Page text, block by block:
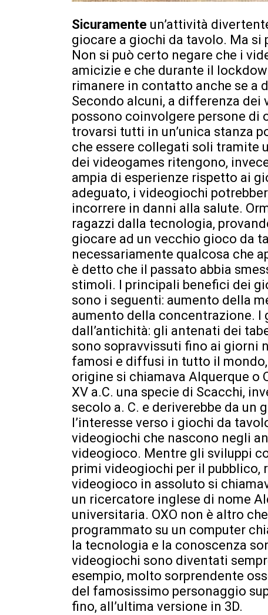
Sicuramente un’attività
giocare a giochi da tavolo. Ma
Non si può certo negare che i
amicizie e che durante il
rimanere in contatto anche se a
Secondo alcuni, a differenza dei
possono coinvolgere persone di
trovarsi tutti in un’unica stanza
che essere collegati soli tramite
dei videogames ritengono,
ampia di esperienze rispetto ai
adeguato, i videogiochi
incorrere in danni alla salute.
ragazzi dalla tecnologia,
giocare ad un vecchio gioco da
necessariamente qualcosa che
è detto che il passato abbia
stimoli. I principali benefici dei
sono i seguenti: aumento della
aumento della concentrazione.
dall’antichità: gli antenati dei
sono sopravvissuti fino ai giorni
famosi e diffusi in tutto il mondo,
origine si chiamava Alquerque o
XV a.C. una specie di Scacchi,
secolo a. C. e deriverebbe da un
l’interesse verso i giochi da
videogiochi che nascono negli
videogioco. Mentre gli sviluppi
primi videogiochi per il pubblico,
videogioco in assoluto si
un ricercatore inglese di nome
universitaria. OXO non è altro
programmato su un computer
la tecnologia e la conoscenza
videogiochi sono diventati
esempio, molto sorprendente
del famosissimo personaggio
fino, all’ultima versione in 3D.